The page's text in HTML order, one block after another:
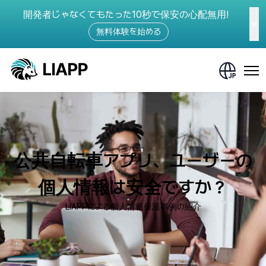
開発者じゃなくてもたった10秒で保安の心配無用!
無料体験を始める
公共自転車アプリ、ユーザーの
個人情報は安全ですか？
LIAPPによる個人情報保護事例の紹介